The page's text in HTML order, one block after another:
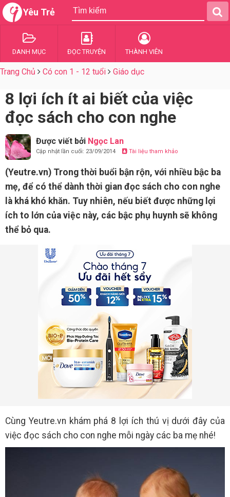
Yêu Trẻ
DANH MỤC ĐỌC TRUYỆN THÀNH VIÊN
Trang Chủ Có con 1 - 12 tuổi Giáo dục
8 lợi ích ít ai biết của việc
đọc sách cho con nghe
Được viết bởi Ngọc Lan
Cập nhật lần cuối: 23/09/2014 Tài liệu tham khảo
(Yeutre.vn) Trong thời buổi bận rộn, với nhiều bậc ba
mẹ, để có thể dành thời gian đọc sách cho con nghe
là khá khó khăn. Tuy nhiên, nếu biết được những lợi
ích to lớn của việc này, các bậc phụ huynh sẽ không
thể bỏ qua.
Cùng Yeutre.vn khám phá 8 lợi ích thú vị dưới đây của
việc đọc sách cho con nghe mỗi ngày các ba mẹ nhé!